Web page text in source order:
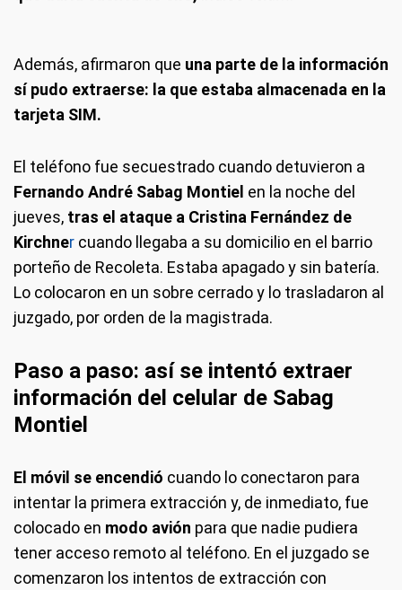
Además, afirmaron que una parte de la información
sí pudo extraerse: la que estaba almacenada en la
tarjeta SIM.
El teléfono fue secuestrado cuando detuvieron a
Fernando André Sabag Montiel en la noche del
jueves, tras el ataque a Cristina Fernández de
Kirchner cuando llegaba a su domicilio en el barrio
porteño de Recoleta. Estaba apagado y sin batería.
Lo colocaron en un sobre cerrado y lo trasladaron al
juzgado, por orden de la magistrada.
Paso a paso: así se intentó extraer
información del celular de Sabag
Montiel
El móvil se encendió cuando lo conectaron para
intentar la primera extracción y, de inmediato, fue
colocado en modo avión para que nadie pudiera
tener acceso remoto al teléfono. En el juzgado se
comenzaron los intentos de extracción con